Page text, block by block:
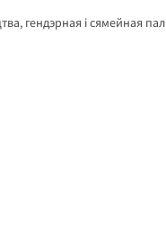
гендэрная і сямейная